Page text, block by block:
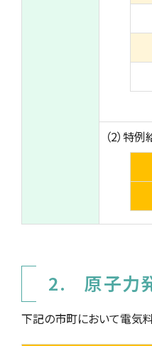
（2）特
2. 原子力
下記の市町において電気